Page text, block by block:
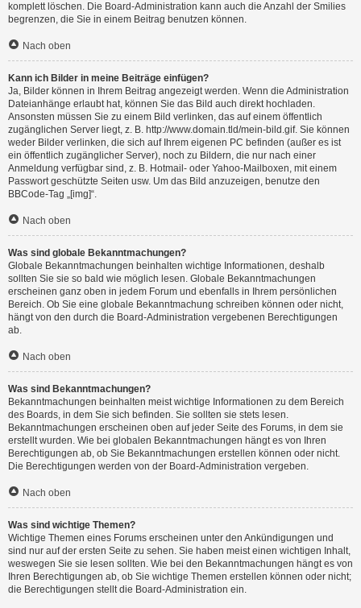
komplett löschen. Die Board-Administration kann auch die Anzahl der Smilies
begrenzen, die Sie in einem Beitrag benutzen können.
Nach oben
Kann ich Bilder in meine Beiträge einfügen?
Ja, Bilder können in Ihrem Beitrag angezeigt werden. Wenn die Administration
Dateianhänge erlaubt hat, können Sie das Bild auch direkt hochladen.
Ansonsten müssen Sie zu einem Bild verlinken, das auf einem öffentlich
zugänglichen Server liegt, z. B. http://www.domain.tld/mein-bild.gif. Sie können
weder Bilder verlinken, die sich auf Ihrem eigenen PC befinden (außer es ist
ein öffentlich zugänglicher Server), noch zu Bildern, die nur nach einer
Anmeldung verfügbar sind, z. B. Hotmail- oder Yahoo-Mailboxen, mit einem
Passwort geschützte Seiten usw. Um das Bild anzuzeigen, benutze den
BBCode-Tag „[img]“.
Nach oben
Was sind globale Bekanntmachungen?
Globale Bekanntmachungen beinhalten wichtige Informationen, deshalb
sollten Sie sie so bald wie möglich lesen. Globale Bekanntmachungen
erscheinen ganz oben in jedem Forum und ebenfalls in Ihrem persönlichen
Bereich. Ob Sie eine globale Bekanntmachung schreiben können oder nicht,
hängt von den durch die Board-Administration vergebenen Berechtigungen
ab.
Nach oben
Was sind Bekanntmachungen?
Bekanntmachungen beinhalten meist wichtige Informationen zu dem Bereich
des Boards, in dem Sie sich befinden. Sie sollten sie stets lesen.
Bekanntmachungen erscheinen oben auf jeder Seite des Forums, in dem sie
erstellt wurden. Wie bei globalen Bekanntmachungen hängt es von Ihren
Berechtigungen ab, ob Sie Bekanntmachungen erstellen können oder nicht.
Die Berechtigungen werden von der Board-Administration vergeben.
Nach oben
Was sind wichtige Themen?
Wichtige Themen eines Forums erscheinen unter den Ankündigungen und
sind nur auf der ersten Seite zu sehen. Sie haben meist einen wichtigen Inhalt,
weswegen Sie sie lesen sollten. Wie bei den Bekanntmachungen hängt es von
Ihren Berechtigungen ab, ob Sie wichtige Themen erstellen können oder nicht;
die Berechtigungen stellt die Board-Administration ein.